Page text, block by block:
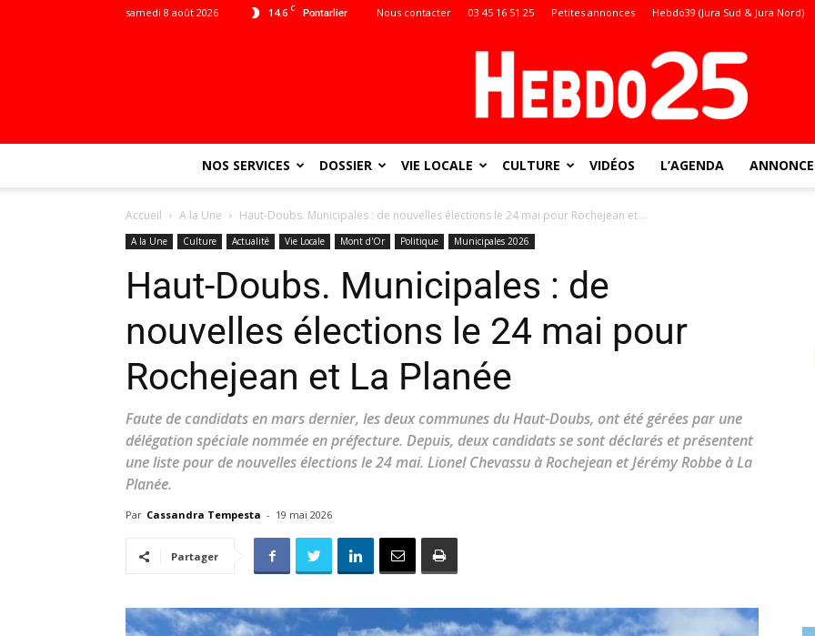
14.6 C Pontarlier
samedi 8 août 2026 Nous contacter 03 45 16 51 25 Petites annonces Hebdo39 (Jura Sud & Jura Nord)
toute
NOS SERVICES DOSSIER VIE LOCALE CULTURE VIDÉOS L’AGENDA
Accueil A la Une Haut-Doubs. Municipales : de nouvelles élections le 24 mai pour Rochejean et...
A la Une Culture Actualité Vie Locale Mont d'Or Politique Municipales 2026
Haut-Doubs. Municipales : de
nouvelles élections le 24 mai pour
Rochejean et La Planée
Faute de candidats en mars dernier, les deux communes du Haut-Doubs, ont été gérées par une
délégation spéciale nommée en préfecture. Depuis, deux candidats se sont déclarés et présentent
une liste pour de nouvelles élections le 24 mai. Lionel Chevassu à Rochejean et Jérémy Robbe à La
Planée.
Par Cassandra Tempesta - 19 mai 2026
Partager